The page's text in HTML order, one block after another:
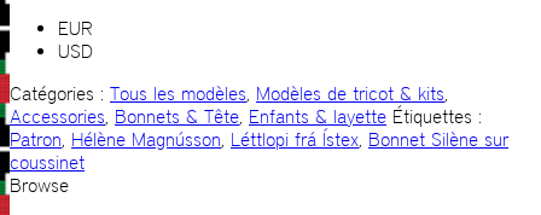
EUR
USD
Catégories : Tous les modèles, Modèles de tricot & kits,
Accessories, Bonnets & Tête, Enfants & layette Étiquettes :
Patron, Hélène Magnússon, Léttlopi frá Ístex, Bonnet Silène sur
coussinet
Browse